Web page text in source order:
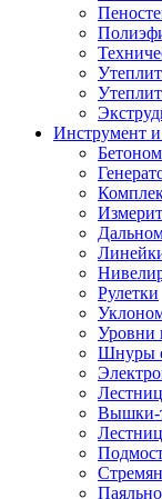
Инструмент
Рулетки
Уровни
Шнуры
Вышки-